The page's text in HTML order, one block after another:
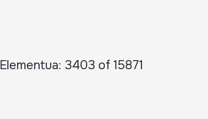
Elementua: 3403 of 15871